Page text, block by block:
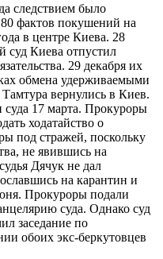
следствием было
фактов покушений на
в центре Киева. 28
суд Киева отпустил
29 декабря их
обмена удерживаемыми
вернулись в Киев.
суда 17 марта. Прокуроры
ходатайство о
под стражей, поскольку
не явившись на
Дячук не дал
на карантин и
Прокуроры подали
суда. Однако суд
заседание по
обоих экс-беркутовцев